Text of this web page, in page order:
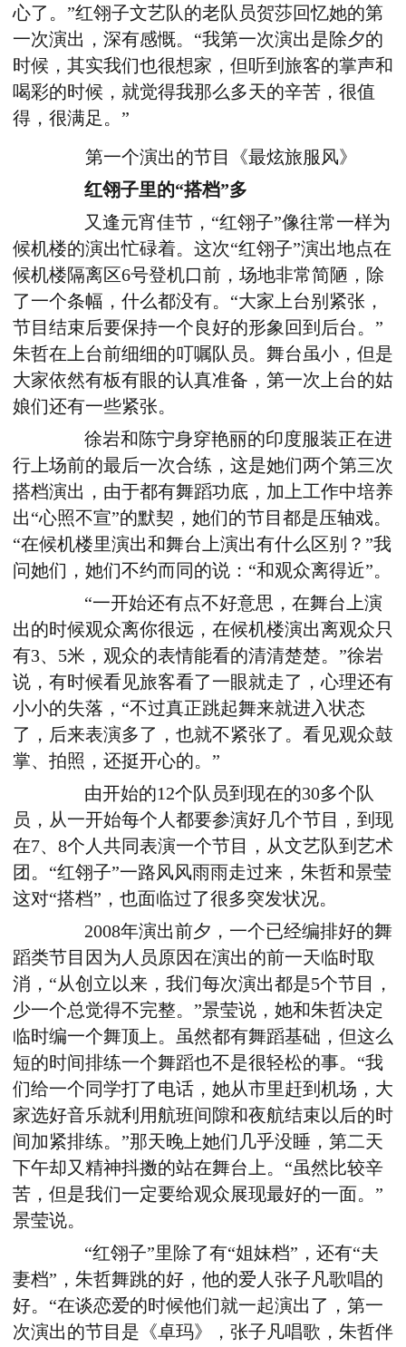
心了。”红翎子文艺队的老队员贺莎回忆她的第
一次演出，深有感慨。“我第一次演出是除夕的
时候，其实我们也很想家，但听到旅客的掌声和
喝彩的时候，就觉得我那么多天的辛苦，很值
得，很满足。”
第一个演出的节目《最炫旅服风》
红翎子里的“搭档”多
又逢元宵佳节，“红翎子”像往常一样为
候机楼的演出忙碌着。这次“红翎子”演出地点在
候机楼隔离区6号登机口前，场地非常简陋，除
了一个条幅，什么都没有。“大家上台别紧张，
节目结束后要保持一个良好的形象回到后台。”
朱哲在上台前细细的叮嘱队员。舞台虽小，但是
大家依然有板有眼的认真准备，第一次上台的姑
娘们还有一些紧张。
徐岩和陈宁身穿艳丽的印度服装正在进
行上场前的最后一次合练，这是她们两个第三次
搭档演出，由于都有舞蹈功底，加上工作中培养
出“心照不宣”的默契，她们的节目都是压轴戏。
“在候机楼里演出和舞台上演出有什么区别？”我
问她们，她们不约而同的说：“和观众离得近”。
“一开始还有点不好意思，在舞台上演
出的时候观众离你很远，在候机楼演出离观众只
有3、5米，观众的表情能看的清清楚楚。”徐岩
说，有时候看见旅客看了一眼就走了，心理还有
小小的失落，“不过真正跳起舞来就进入状态
了，后来表演多了，也就不紧张了。看见观众鼓
掌、拍照，还挺开心的。”
由开始的12个队员到现在的30多个队
员，从一开始每个人都要参演好几个节目，到现
在7、8个人共同表演一个节目，从文艺队到艺术
团。“红翎子”一路风风雨雨走过来，朱哲和景莹
这对“搭档”，也面临过了很多突发状况。
2008年演出前夕，一个已经编排好的舞
蹈类节目因为人员原因在演出的前一天临时取
消，“从创立以来，我们每次演出都是5个节目，
少一个总觉得不完整。”景莹说，她和朱哲决定
临时编一个舞顶上。虽然都有舞蹈基础，但这么
短的时间排练一个舞蹈也不是很轻松的事。“我
们给一个同学打了电话，她从市里赶到机场，大
家选好音乐就利用航班间隙和夜航结束以后的时
间加紧排练。”那天晚上她们几乎没睡，第二天
下午却又精神抖擞的站在舞台上。“虽然比较辛
苦，但是我们一定要给观众展现最好的一面。”
景莹说。
“红翎子”里除了有“姐妹档”，还有“夫
妻档”，朱哲舞跳的好，他的爱人张子凡歌唱的
好。“在谈恋爱的时候他们就一起演出了，第一
次演出的节目是《卓玛》，张子凡唱歌，朱哲伴